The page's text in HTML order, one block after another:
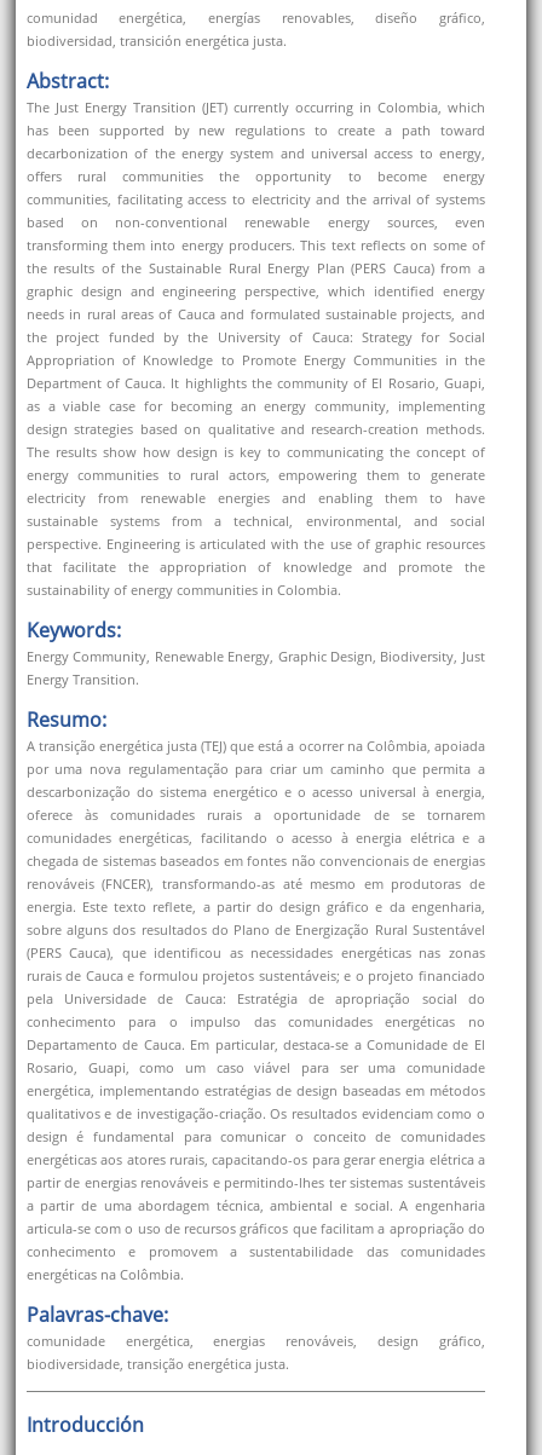
comunidad energética, energías renovables, diseño gráfico,
biodiversidad, transición energética justa.
Abstract:
The Just Energy Transition (JET) currently occurring in Colombia, which
has been supported by new regulations to create a path toward
decarbonization of the energy system and universal access to energy,
offers rural communities the opportunity to become energy
communities, facilitating access to electricity and the arrival of systems
based on non-conventional renewable energy sources, even
transforming them into energy producers. This text reflects on some of
the results of the Sustainable Rural Energy Plan (PERS Cauca) from a
graphic design and engineering perspective, which identified energy
needs in rural areas of Cauca and formulated sustainable projects, and
the project funded by the University of Cauca: Strategy for Social
Appropriation of Knowledge to Promote Energy Communities in the
Department of Cauca. It highlights the community of El Rosario, Guapi,
as a viable case for becoming an energy community, implementing
design strategies based on qualitative and research-creation methods.
The results show how design is key to communicating the concept of
energy communities to rural actors, empowering them to generate
electricity from renewable energies and enabling them to have
sustainable systems from a technical, environmental, and social
perspective. Engineering is articulated with the use of graphic resources
that facilitate the appropriation of knowledge and promote the
sustainability of energy communities in Colombia.
Keywords:
Energy Community, Renewable Energy, Graphic Design, Biodiversity, Just
Energy Transition.
Resumo:
A transição energética justa (TEJ) que está a ocorrer na Colômbia, apoiada
por uma nova regulamentação para criar um caminho que permita a
descarbonização do sistema energético e o acesso universal à energia,
oferece às comunidades rurais a oportunidade de se tornarem
comunidades energéticas, facilitando o acesso à energia elétrica e a
chegada de sistemas baseados em fontes não convencionais de energias
renováveis (FNCER), transformando-as até mesmo em produtoras de
energia. Este texto reflete, a partir do design gráfico e da engenharia,
sobre alguns dos resultados do Plano de Energização Rural Sustentável
(PERS Cauca), que identificou as necessidades energéticas nas zonas
rurais de Cauca e formulou projetos sustentáveis; e o projeto financiado
pela Universidade de Cauca: Estratégia de apropriação social do
conhecimento para o impulso das comunidades energéticas no
Departamento de Cauca. Em particular, destaca-se a Comunidade de El
Rosario, Guapi, como um caso viável para ser uma comunidade
energética, implementando estratégias de design baseadas em métodos
qualitativos e de investigação-criação. Os resultados evidenciam como o
design é fundamental para comunicar o conceito de comunidades
energéticas aos atores rurais, capacitando-os para gerar energia elétrica a
partir de energias renováveis e permitindo-lhes ter sistemas sustentáveis
a partir de uma abordagem técnica, ambiental e social. A engenharia
articula-se com o uso de recursos gráficos que facilitam a apropriação do
conhecimento e promovem a sustentabilidade das comunidades
energéticas na Colômbia.
Palavras-chave:
comunidade energética, energias renováveis, design gráfico,
biodiversidade, transição energética justa.
Introducción